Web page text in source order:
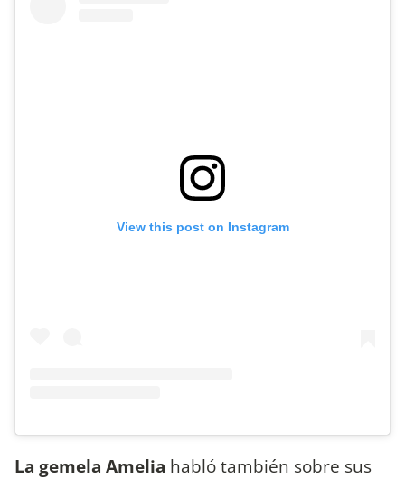
View this post on Instagram
La gemela Amelia habló también sobre sus